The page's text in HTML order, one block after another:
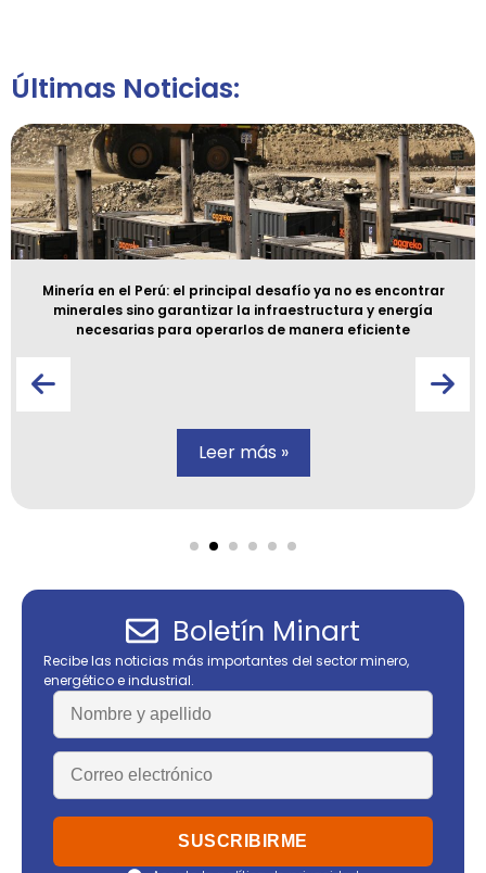
Últimas Noticias:
Minería en el Perú: el principal desafío ya no es encontrar
minerales sino garantizar la infraestructura y energía
necesarias para operarlos de manera eficiente
Leer más »
Boletín Minart
Recibe las noticias más importantes del sector minero,
energético e industrial.